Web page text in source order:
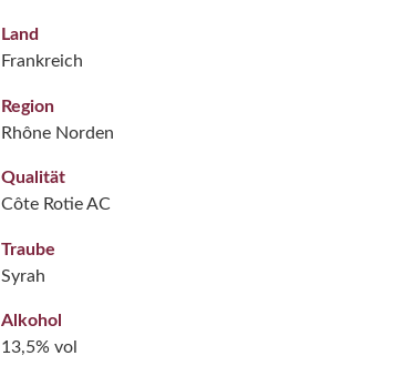
Land
Frankreich
Region
Rhône Norden
Qualität
Côte Rotie AC
Traube
Syrah
Alkohol
13,5% vol